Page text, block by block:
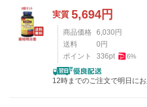
実質 5,694円
商品価格 6,030円
送料
0円
ポイント
336pt 6%
12時までのご注文で明日にお